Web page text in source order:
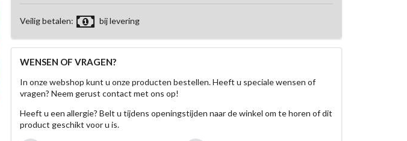
Veilig betalen: bij levering
WENSEN OF VRAGEN?
In onze webshop kunt u onze producten bestellen. Heeft u speciale wensen of
vragen? Neem gerust contact met ons op!
Heeft u een allergie? Belt u tijdens openingstijden naar de winkel om te horen of dit
product geschikt voor u is.